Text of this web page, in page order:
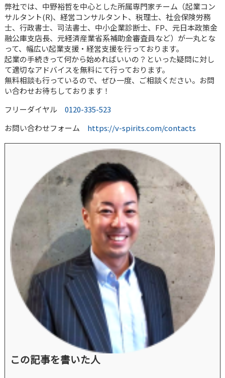
弊社では、中野裕哲を中心とした所属専門家チーム（起業コン
サルタント(R)、経営コンサルタント、税理士、社会保険労務
士、行政書士、司法書士、中小企業診断士、FP、元日本政策金
融公庫支店長、元経済産業省系補助金審査員など）が一丸とな
って、幅広い起業支援・経営支援を行っております。
起業の手続きって何から始めればいいの？といった疑問に対し
て適切なアドバイスを無料にて行っております。
無料相談も行っているので、ぜひ一度、ご相談ください。お問
い合わせお待ちしております！
フリーダイヤル 0120-335-523
お問い合わせフォーム https://v-spirits.com/contacts
この記事を書いた人